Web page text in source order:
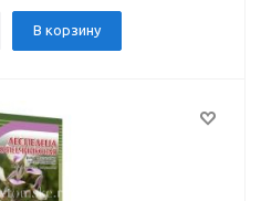
В корзину